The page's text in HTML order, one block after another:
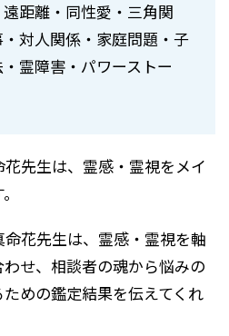
距離・同性愛・三角関
対人関係・家庭問題・子
霊障害・パワーストー
花先生は、霊感・霊視をメイ
花先生は、霊感・霊視を軸
せ、相談者の魂から悩みの
めの鑑定結果を伝えてくれ